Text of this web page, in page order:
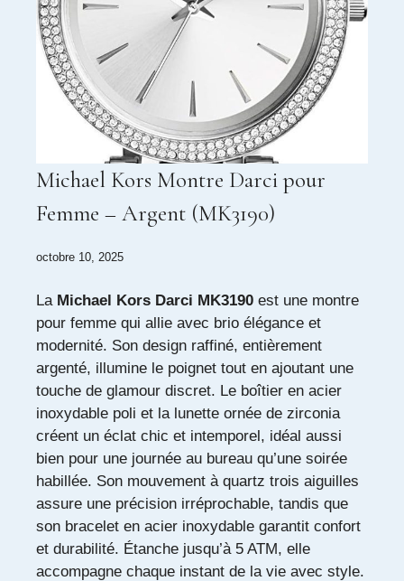
Michael Kors Montre Darci pour
Femme – Argent (MK3190)
octobre 10, 2025
La Michael Kors Darci MK3190 est une montre
pour femme qui allie avec brio élégance et
modernité. Son design raffiné, entièrement
argenté, illumine le poignet tout en ajoutant une
touche de glamour discret. Le boîtier en acier
inoxydable poli et la lunette ornée de zirconia
créent un éclat chic et intemporel, idéal aussi
bien pour une journée au bureau qu’une soirée
habillée. Son mouvement à quartz trois aiguilles
assure une précision irréprochable, tandis que
son bracelet en acier inoxydable garantit confort
et durabilité. Étanche jusqu’à 5 ATM, elle
accompagne chaque instant de la vie avec style.